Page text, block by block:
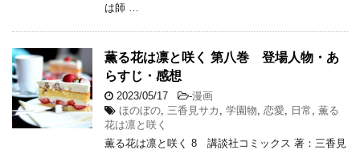
は師 …
薫る花は凛と咲く 第八巻 登場人物・あ
らすじ・感想
2023/05/17 -漫画
ほのぼの 三香見サカ 学園物 恋愛 日常 薫る
花は凛と咲く
薫る花は凛と咲く 8 講談社コミックス 著：三香見